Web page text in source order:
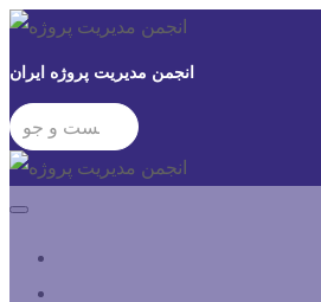
انجمن مدیریت پروژه ایران